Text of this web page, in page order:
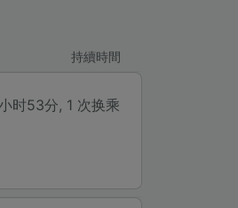
持續時間
时53分, 1 次换乘